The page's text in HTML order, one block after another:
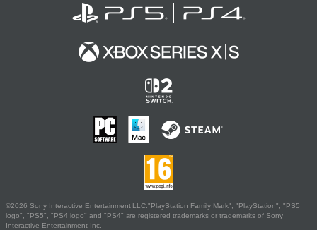
©2026 Sony Interactive Entertainment LLC."PlayStation Family Mark", "PlayStation", "PS5
logo", "PS5", "PS4 logo" and "PS4" are registered trademarks or trademarks of Sony
Interactive Entertainment Inc.